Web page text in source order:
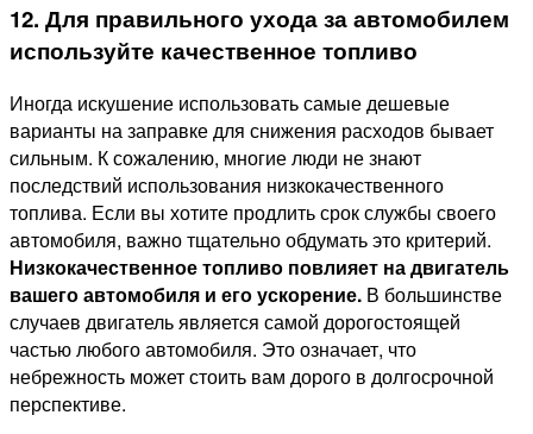
12. Для правильного ухода за автомобилем
используйте качественное топливо
Иногда искушение использовать самые дешевые
варианты на заправке для снижения расходов бывает
сильным. К сожалению, многие люди не знают
последствий использования низкокачественного
топлива. Если вы хотите продлить срок службы своего
автомобиля, важно тщательно обдумать это критерий.
Низкокачественное топливо повлияет на двигатель
вашего автомобиля и его ускорение. В большинстве
случаев двигатель является самой дорогостоящей
частью любого автомобиля. Это означает, что
небрежность может стоить вам дорого в долгосрочной
перспективе.